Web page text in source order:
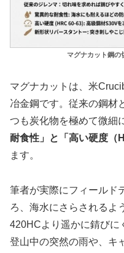
マグナカット鋼の
マグナカットは、米
冶金鋼です。従来の鋼材
つも炭化物を極めて微細
耐食性」と「高い硬度（
ます。
筆者が実際にフィールド
ろ、海水にさらされるよ
420HCより遥かに錆びに
登山中の突然の雨や、キ